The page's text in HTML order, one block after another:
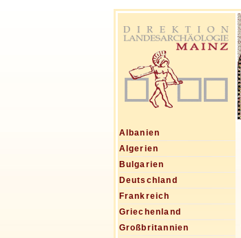
Albanien
Algerien
Bulgarien
Deutschland
Frankreich
Griechenland
Großbritannien